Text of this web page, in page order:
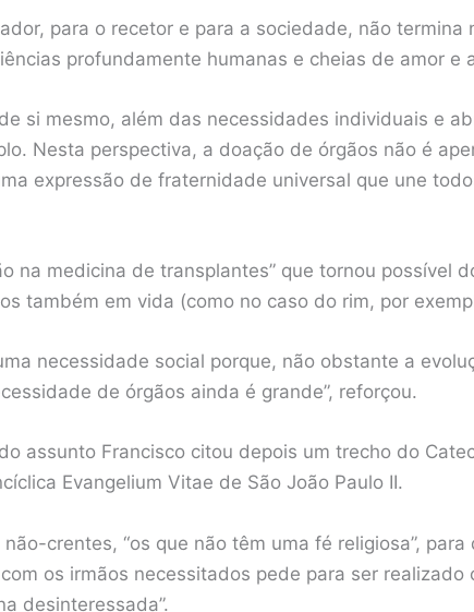
para o recetor e para a sociedade, não termina
profundamente humanas e cheias de amor e
si mesmo, além das necessidades individuais e
Nesta perspectiva, a doação de órgãos não é
expressão de fraternidade universal que une
na medicina de transplantes” que tornou possível
também em vida (como no caso do rim, por
necessidade social porque, não obstante a
de órgãos ainda é grande”, reforçou.
assunto Francisco citou depois um trecho do
Evangelium Vitae de São João Paulo II.
crentes, “os que não têm uma fé religiosa”, para
os irmãos necessitados pede para ser realizado
desinteressada”.